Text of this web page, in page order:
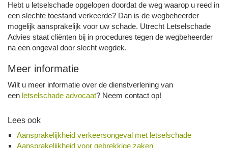
Hebt u letselschade opgelopen doordat de weg waarop u reed in
een slechte toestand verkeerde? Dan is de wegbeheerder
mogelijk aansprakelijk voor uw schade. Utrecht Letselschade
Advies staat cliënten bij in procedures tegen de wegbeheerder
na een ongeval door slecht wegdek.
Meer informatie
Wilt u meer informatie over de dienstverlening van
een letselschade advocaat? Neem contact op!
Lees ook
Aansprakelijkheid verkeersongeval met letselschade
Aansprakelijkheid voor gebrekkige zaken